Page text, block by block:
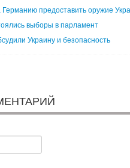
предоставить оружие
выборы в парламент
Украину и безопасность